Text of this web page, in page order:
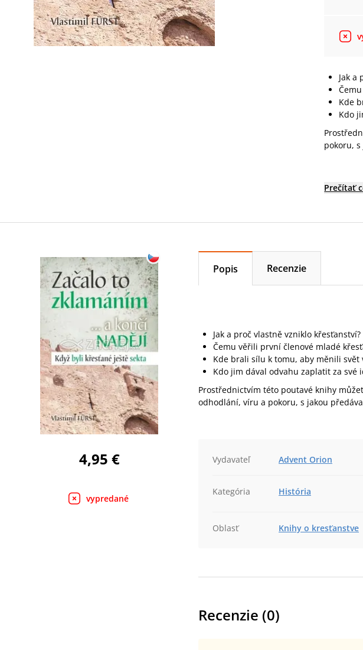
Jak a
Kde
Kdo
pokoru,
Prečítať
4,95 €
vypredané
Popis Recenzie
Jak a proč vlastně vzniklo křesťanství?
Čemu věřili první členové mladé
Kde brali sílu k tomu, aby měnili svět
Kdo jim dával odvahu zaplatit za své
Prostřednictvím této poutavé knihy
odhodlání, víru a pokoru, s jakou
Vydavateľ Advent Orion
Kategória História
Oblasť Knihy o kresťanstve
Recenzie (0)